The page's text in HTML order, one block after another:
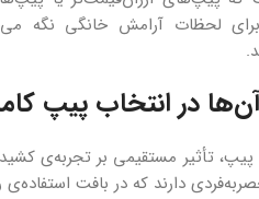
لحظات آرامش خانگی نگه
در انتخاب پیپ
تأثیر مستقیمی بر تجربه‌ی
دارند که در بافت